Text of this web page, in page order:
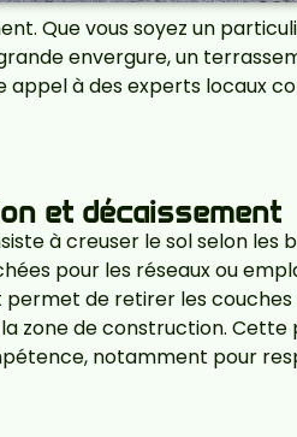
Que vous soyez un
envergure, un
appel à des experts locaux
et décaissement
à creuser le sol selon les
pour les réseaux ou
permet de retirer les
zone de construction. Cette
notamment pour